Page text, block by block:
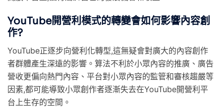
YouTube開營利模式的轉變會如何影響內容創
作?
YouTube正逐步向營利化轉型,這無疑會對廣大的內容創作
者群體產生深遠的影響。算法不利於小眾內容的推廣、廣告
營收更偏向熱門內容、平台對小眾內容的監管和審核趨嚴等
因素,都可能導致小眾創作者逐漸失去在YouTube開營利平
台上生存的空間。